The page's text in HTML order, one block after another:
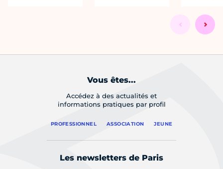
Vous êtes...
Accédez à des actualités et
informations pratiques par profil
PROFESSIONNEL ASSOCIATION JEUNE
Les newsletters de Paris